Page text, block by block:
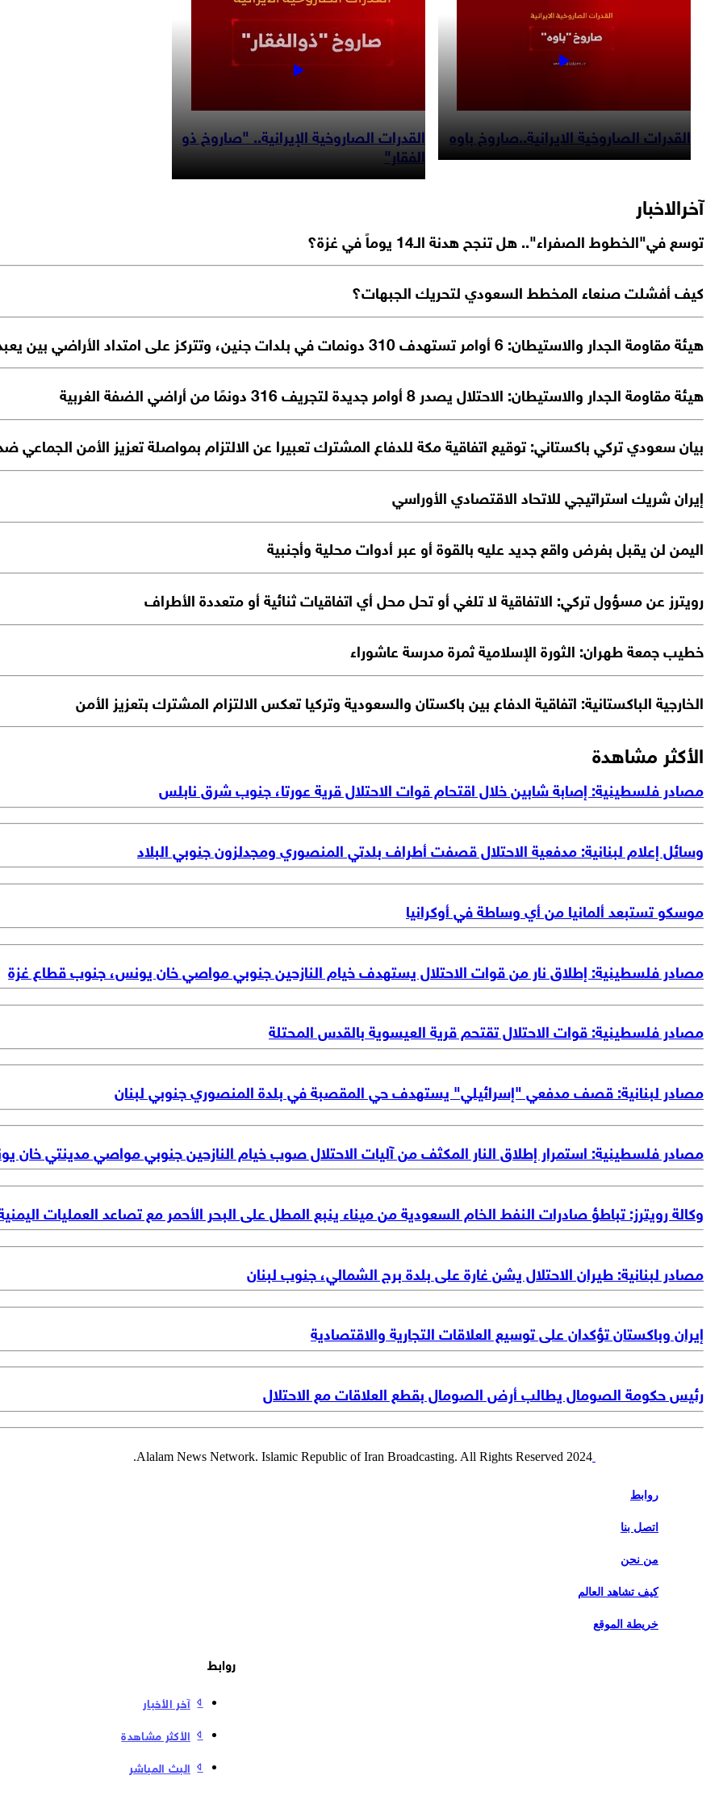
القدرات الصاروخية الايرانية..صاروخ باوه القدرات الصاروخية الإيرانية.. "صاروخ ذو
الفقار"
آخرالاخبار
توسع في"الخطوط الصفراء".. هل تنجح هدنة الـ14 يوماً في غزة؟
كيف أفشلت صنعاء المخطط السعودي لتحريك الجبهات؟
هيئة مقاومة الجدار والاستيطان: 6 أوامر تستهدف 310 دونمات في بلدات جنين، وتتركز على امتداد الأراضي بين يعبد وعرابة وصولًا إلى عجة وعنزة
هيئة مقاومة الجدار والاستيطان: الاحتلال يصدر 8 أوامر جديدة لتجريف 316 دونمًا من أراضي الضفة الغربية
بيان سعودي تركي باكستاني: توقيع اتفاقية مكة للدفاع المشترك تعبيرا عن الالتزام بمواصلة تعزيز الأمن
إيران شريك استراتيجي للاتحاد الاقتصادي الأوراسي
اليمن لن يقبل بفرض واقع جديد عليه بالقوة أو عبر أدوات محلية وأجنبية
‏رويترز عن مسؤول تركي: الاتفاقية لا تلغي أو تحل محل أي اتفاقيات ثنائية أو متعددة الأطراف
خطيب جمعة طهران: الثورة الإسلامية ثمرة مدرسة عاشوراء
الخارجية الباكستانية: اتفاقية الدفاع بين باكستان والسعودية وتركيا تعكس الالتزام المشترك بتعزيز الأمن
الأكثر مشاهدة
مصادر فلسطينية: إصابة شابين خلال اقتحام قوات الاحتلال قرية عورتا، جنوب شرق نابلس
وسائل إعلام لبنانية: مدفعية الاحتلال قصفت أطراف بلدتي المنصوري ومجدلزون جنوبي البلاد
موسكو تستبعد ألمانيا من أي وساطة في أوكرانيا
مصادر فلسطينية: إطلاق نار من قوات الاحتلال يستهدف خيام النازحين جنوبي مواصي خان يونس، جنوب قطاع غزة
مصادر فلسطينية: قوات الاحتلال تقتحم قرية العيسوية بالقدس المحتلة
مصادر لبنانية: قصف مدفعي "إسرائيلي" يستهدف حي المقصبة في بلدة المنصوري جنوبي لبنان
مصادر فلسطينية: استمرار إطلاق النار المكثف من آليات الاحتلال صوب خيام النازحين جنوبي مواصي مدينتي
وكالة رويترز: تباطؤ صادرات النفط الخام السعودية من ميناء ينبع المطل على البحر الأحمر مع تصاعد العمليات
مصادر لبنانية: طيران الاحتلال يشن غارة على بلدة برج الشمالي، جنوب لبنان
إيران وباكستان تؤكدان على توسيع العلاقات التجارية والاقتصادية
رئيس حكومة الصومال يطالب أرض الصومال بقطع العلاقات مع الاحتلال
2024 Alalam News Network. Islamic Republic of Iran Broadcasting. All Rights Reserved.
روابط
اتصل بنا
من نحن
كيف تشاهد العالم
خريطة الموقع
روابط
آخر الأخبار
الأكثر مشاهدة
البث المباشر